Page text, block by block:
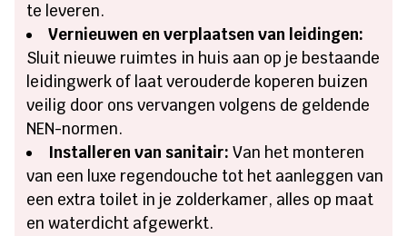
te leveren.
Vernieuwen en verplaatsen van leidingen:
Sluit nieuwe ruimtes in huis aan op je bestaande
leidingwerk of laat verouderde koperen buizen
veilig door ons vervangen volgens de geldende
NEN-normen.
Installeren van sanitair: Van het monteren
van een luxe regendouche tot het aanleggen van
een extra toilet in je zolderkamer, alles op maat
en waterdicht afgewerkt.